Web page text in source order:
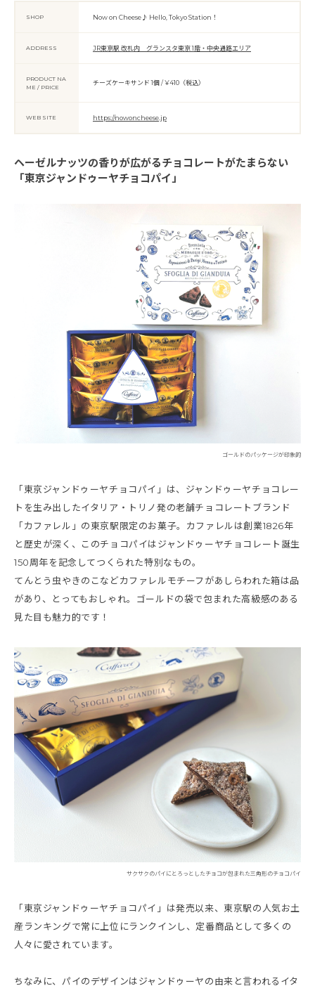
SHOP Now on Cheese♪ Hello, Tokyo Station！
ADDRESS JR東京駅 改札内 グランスタ東京 1階・中央通路エリア
PRODUCT NA
ME / PRICE
チーズケーキサンド 1個 / ¥410（税込）
WEB SITE https://nowoncheese.jp
ヘーゼルナッツの香りが広がるチョコレートがたまらない
「東京ジャンドゥーヤチョコパイ」
ゴールドのパッケージが印象的
「東京ジャンドゥーヤチョコパイ」は、ジャンドゥーヤチョコレー
トを生み出したイタリア・トリノ発の老舗チョコレートブランド
「カファレル」の東京駅限定のお菓子。カファレルは創業1826年
と歴史が深く、このチョコパイはジャンドゥーヤチョコレート誕生
150周年を記念してつくられた特別なもの。
てんとう虫やきのこなどカファレルモチーフがあしらわれた箱は品
があり、とってもおしゃれ。ゴールドの袋で包まれた高級感のある
見た目も魅力的です！
サクサクのパイにとろっとしたチョコが包まれた三角形のチョコパイ
「東京ジャンドゥーヤチョコパイ」は発売以来、東京駅の人気お土
産ランキングで常に上位にランクインし、定番商品として多くの
人々に愛されています。
ちなみに、パイのデザインはジャンドゥーヤの由来と言われるイタ